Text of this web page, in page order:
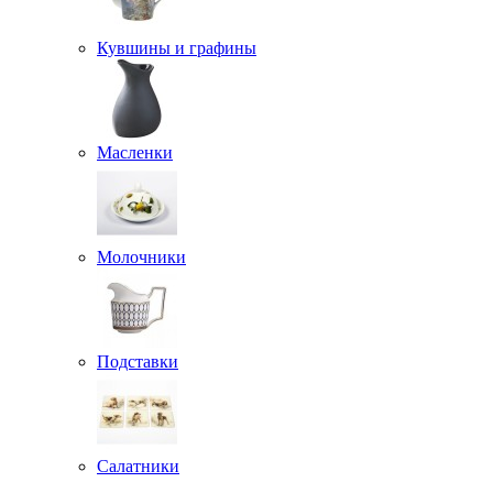
Кувшины и графины
Масленки
Молочники
Подставки
Салатники